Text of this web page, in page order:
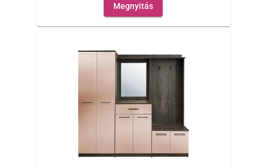
Megnyitás